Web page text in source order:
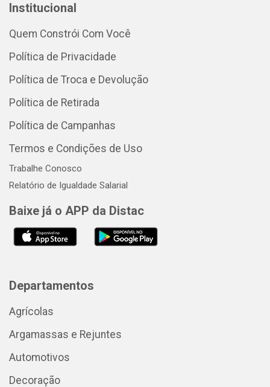
Institucional
Quem Constrói Com Você
Política de Privacidade
Política de Troca e Devolução
Política de Retirada
Política de Campanhas
Termos e Condições de Uso
Trabalhe Conosco
Relatório de Igualdade Salarial
Baixe já o APP da Distac
Departamentos
Agrícolas
Argamassas e Rejuntes
Automotivos
Decoração